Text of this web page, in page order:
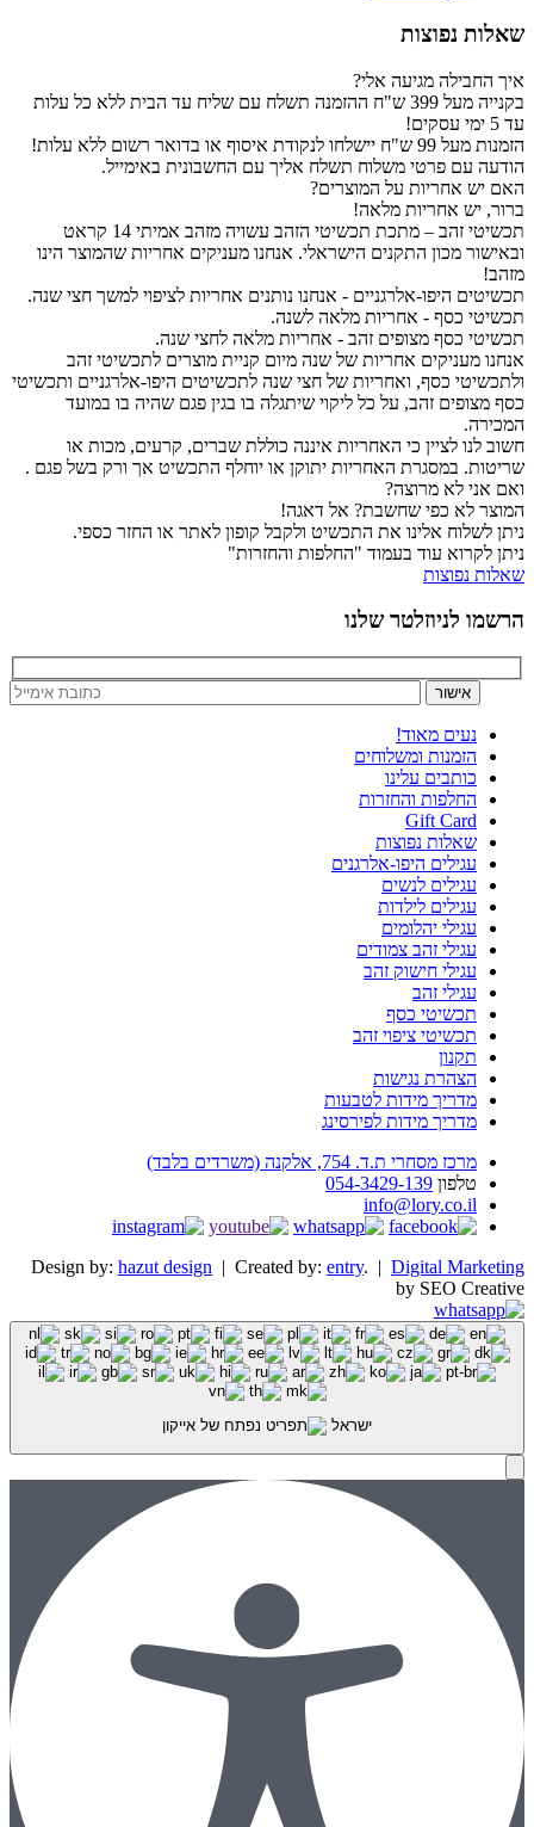
שאלות נפוצות
איך החבילה מגיעה אלי?
בקנייה מעל 399 ש"ח ההזמנה תשלח עם שליח עד הבית ללא כל עלות
עד 5 ימי עסקים!
הזמנות מעל 99 ש"ח יישלחו לנקודת איסוף או בדואר רשום ללא עלות!
הודעה עם פרטי משלוח תשלח אליך עם החשבונית באימייל.
האם יש אחריות על המוצרים?
ברור, יש אחריות מלאה!
תכשיטי זהב – מתכת תכשיטי הזהב עשויה מזהב אמיתי 14 קראט
ובאישור מכון התקנים הישראלי. אנחנו מעניקים אחריות שהמוצר הינו
מזהב!
תכשיטים היפו-אלרגניים - אנחנו נותנים אחריות לציפוי למשך חצי שנה.
תכשיטי כסף - אחריות מלאה לשנה.
תכשיטי כסף מצופים זהב - אחריות מלאה לחצי שנה.
אנחנו מעניקים אחריות של שנה מיום קניית מוצרים לתכשיטי זהב
ולתכשיטי כסף, ואחריות של חצי שנה לתכשיטים היפו-אלרגניים ותכשיטי
כסף מצופים זהב, על כל ליקוי שיתגלה בו בגין פגם שהיה בו במועד
המכירה.
חשוב לנו לציין כי האחריות איננה כוללת שברים, קרעים, מכות או
שריטות. במסגרת האחריות יתוקן או יוחלף התכשיט אך ורק בשל פגם .
ואם אני לא מרוצה?
המוצר לא כפי שחשבת? אל דאגה!
ניתן לשלוח אלינו את התכשיט ולקבל קופון לאתר או החזר כספי.
ניתן לקרוא עוד בעמוד "החלפות והחזרות"
שאלות נפוצות
הרשמו לניוזלטר שלנו
נעים מאוד!
הזמנות ומשלוחים
כותבים עלינו
החלפות והחזרות
Gift Card
שאלות נפוצות
עגילים היפו-אלרגנים
עגילים לנשים
עגילים לילדות
עגילי יהלומים
עגילי זהב צמודים
עגילי חישוק זהב
עגילי זהב
תכשיטי כסף
תכשיטי ציפוי זהב
תקנון
הצהרת נגישות
מדריך מידות לטבעות
מדריך מידות לפירסינג
מרכז מסחרי ת.ד. 754, אלקנה (משרדים בלבד)
טלפון 054-3429-139
info@lory.co.il
Design by: hazut design | Created by: entry. | Digital Marketing
by SEO Creative
ישראל